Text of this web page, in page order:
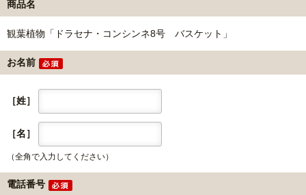
商品名
観葉植物「ドラセナ・コンシンネ8号 バスケット」
お名前
［姓］
［名］
（全角で入力してください）
電話番号